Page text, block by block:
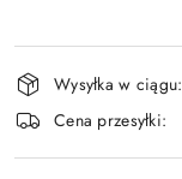
Dostępność
i
dostawa
Wysyłka w ciągu:
Cena przesyłki: